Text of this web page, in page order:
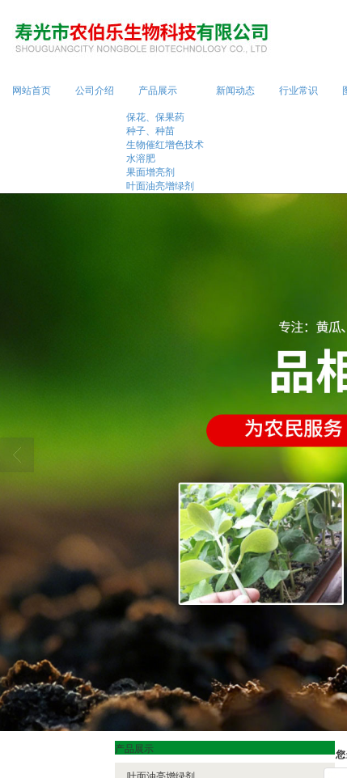
网站首页 公司介绍 产品展示
保花、保果药
种子、种苗
生物催红增色技术
水溶肥
果面增亮剂
叶面油亮增绿剂
新闻动态 行业常识
产品展示